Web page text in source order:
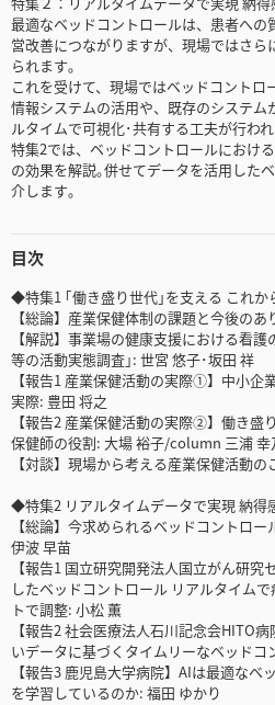
最適なベッドコントロールは、患者へ
営改善につながりますが、現場ではさ
られます｡
これを受けて、現場ではベッドコント
情報システムの活用や、既存のシステム
ルタイムで可視化･共有する工夫が行わ
特集2では、ベッドコントロールにおけ
の効果を解説｡併せてデータを活用した
介します｡
目次
◆特集1 ｢働き盛り世代｣を支える これか
【総論】産業保健体制の課題と今後のあ
【解説】事業場の健康支援における看
等の活動実態調査｣: 世宮 悠子･坂田 祥
【報告1 産業保健活動の実際①】中小企
実際: 豊田 将之
【報告2 産業保健活動の実際②】働き盛
保健師の役割: 大場 裕子/column 三浦 幸
【対談】現場から考える産業保健活動
◆特集2 リアルタイムデータで実現 納得
【総論】今求められるベッドコントロ
伊波 早苗
【報告1 国立研究開発法人国立がん研
したベッドコントロール リアルタイム
トで調整: 小松 薫
【報告2 社会医療法人石川記念会HITO
いデータに基づくタイムリーなベッドコ
【報告3 鹿児島大学病院】AIは最適な
を学習しているのか: 福田 ゆかり